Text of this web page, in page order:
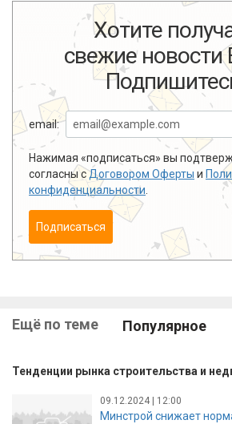
Хотите
свежие новости
email:
Нажимая «подписаться» вы
согласны сДоговором Оферты и
конфиденциальности
Подписаться
Ещё по теме Популярное
Тенденции рынка строительства и
09.12.2024 | 12:00
Минстрой снижает